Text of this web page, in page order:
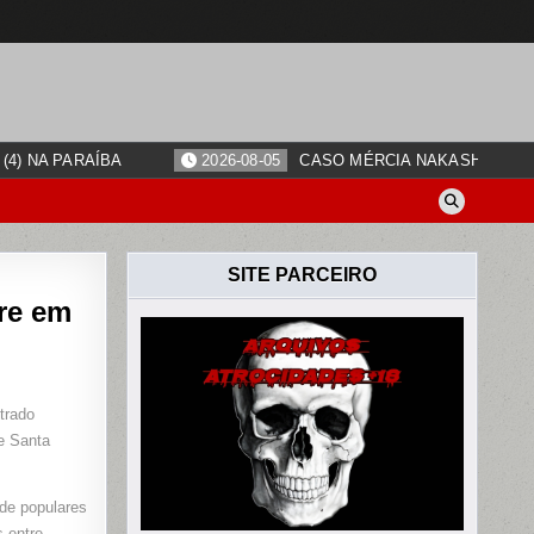
NA PARAÍBA 2026-08-05 CASO MÉRCIA NAKASHIMA:
em
Santa
populares
SITE PARCEIRO